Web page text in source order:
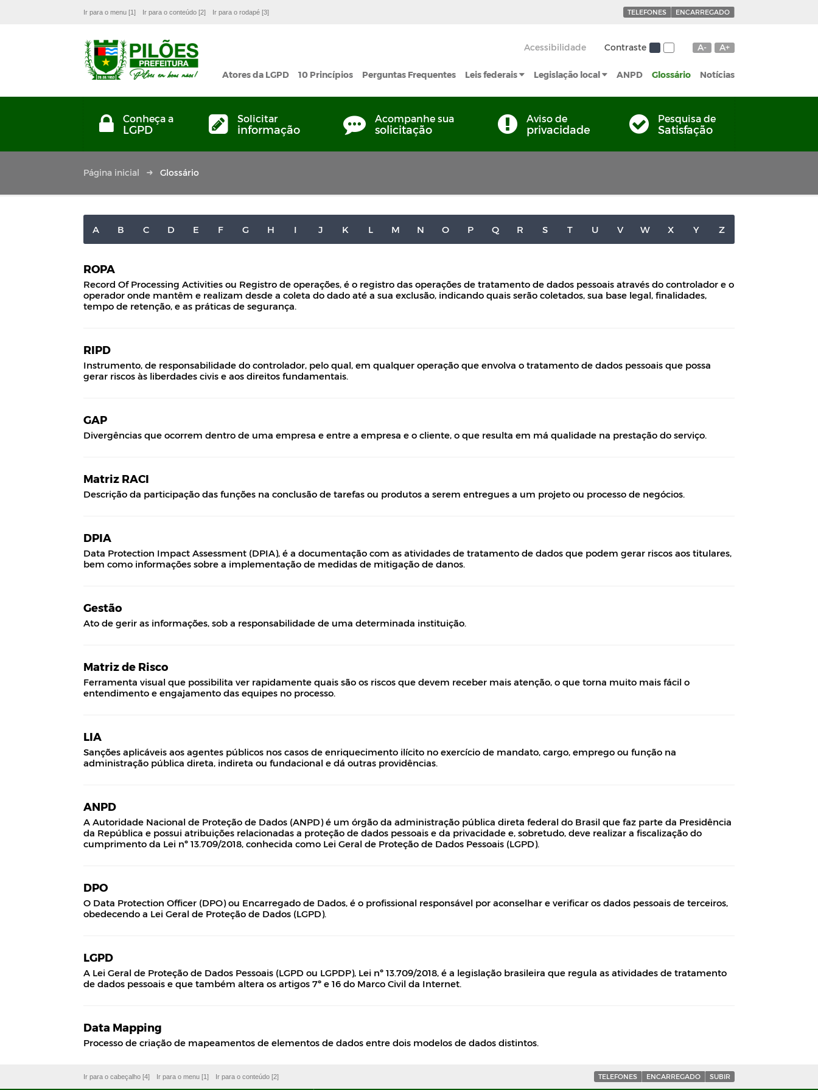
Ir para o menu [1] Ir para o conteúdo [2] Ir para o rodapé [3] TELEFONES ENCARREGADO
A- A+
Contraste
Acessibilidade
Atores da LGPD 10 Princípios Perguntas Frequentes Leis federais Legislação local ANPD Glossário Notícias
Conheça a
LGPD
Solicitar
informação
Acompanhe sua
solicitação
Aviso de
privacidade
Pesquisa de
Satisfação
Página inicial Glossário
A B C D E F G H I J K L M N O P Q R S T U V W X Y Z
ROPA
Record Of Processing Activities ou Registro de operações, é o registro das operações de tratamento de dados pessoais através do controlador e o
operador onde mantêm e realizam desde a coleta do dado até a sua exclusão, indicando quais serão coletados, sua base legal, finalidades,
tempo de retenção, e as práticas de segurança.
RIPD
Instrumento, de responsabilidade do controlador, pelo qual, em qualquer operação que envolva o tratamento de dados pessoais que possa
gerar riscos às liberdades civis e aos direitos fundamentais.
GAP
Divergências que ocorrem dentro de uma empresa e entre a empresa e o cliente, o que resulta em má qualidade na prestação do serviço.
Matriz RACI
Descrição da participação das funções na conclusão de tarefas ou produtos a serem entregues a um projeto ou processo de negócios.
DPIA
Data Protection Impact Assessment (DPIA), é a documentação com as atividades de tratamento de dados que podem gerar riscos aos titulares,
bem como informações sobre a implementação de medidas de mitigação de danos.
Gestão
Ato de gerir as informações, sob a responsabilidade de uma determinada instituição.
Matriz de Risco
Ferramenta visual que possibilita ver rapidamente quais são os riscos que devem receber mais atenção, o que torna muito mais fácil o
entendimento e engajamento das equipes no processo.
LIA
Sanções aplicáveis aos agentes públicos nos casos de enriquecimento ilícito no exercício de mandato, cargo, emprego ou função na
administração pública direta, indireta ou fundacional e dá outras providências.
ANPD
A Autoridade Nacional de Proteção de Dados (ANPD) é um órgão da administração pública direta federal do Brasil que faz parte da Presidência
da República e possui atribuições relacionadas a proteção de dados pessoais e da privacidade e, sobretudo, deve realizar a fiscalização do
cumprimento da Lei nº 13.709/2018, conhecida como Lei Geral de Proteção de Dados Pessoais (LGPD).
DPO
O Data Protection Officer (DPO) ou Encarregado de Dados, é o profissional responsável por aconselhar e verificar os dados pessoais de terceiros,
obedecendo a Lei Geral de Proteção de Dados (LGPD).
LGPD
A Lei Geral de Proteção de Dados Pessoais (LGPD ou LGPDP), Lei nº 13.709/2018, é a legislação brasileira que regula as atividades de tratamento
de dados pessoais e que também altera os artigos 7º e 16 do Marco Civil da Internet.
Data Mapping
Processo de criação de mapeamentos de elementos de dados entre dois modelos de dados distintos.
Ir para o cabeçalho [4] Ir para o menu [1] Ir para o conteúdo [2] TELEFONES ENCARREGADO SUBIR